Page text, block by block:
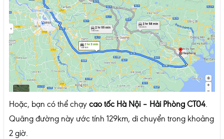
Hoặc, bạn có thể chạy cao tốc Hà Nội – Hải Phòng CT04.
Quãng đường này ước tính 129km, di chuyển trong khoảng
2 giờ.